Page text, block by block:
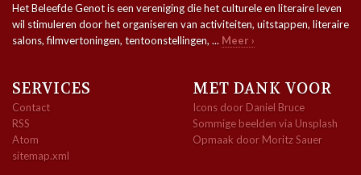
Het Beleefde Genot is een vereniging die het culturele en literaire leven
wil stimuleren door het organiseren van activiteiten, uitstappen, literaire
salons, filmvertoningen, tentoonstellingen, ... Meer ›
SERVICES
Contact
RSS
Atom
sitemap.xml
MET DANK VOOR
Icons door Daniel Bruce
Sommige beelden via Unsplash
Opmaak door Moritz Sauer